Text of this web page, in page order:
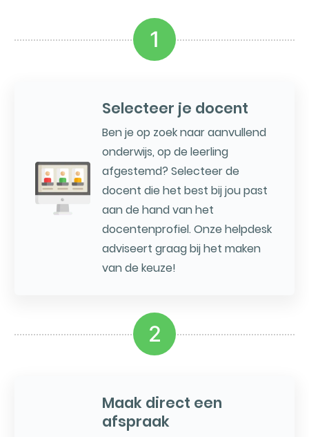
1
Selecteer je docent
Ben je op zoek naar aanvullend
onderwijs, op de leerling
afgestemd? Selecteer de
docent die het best bij jou past
aan de hand van het
docentenprofiel. Onze helpdesk
adviseert graag bij het maken
van de keuze!
2
Maak direct een
afspraak